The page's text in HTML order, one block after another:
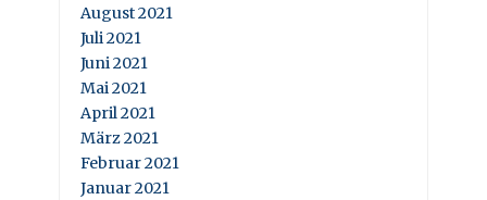
August 2021
Juli 2021
Juni 2021
Mai 2021
April 2021
März 2021
Februar 2021
Januar 2021